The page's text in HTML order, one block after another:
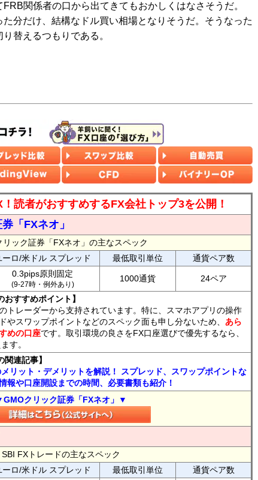
FRB関係者の口から出てきてもおかしくはなさそうだ。
分だけ、結構なドル買い相場となりそうだ。そうなった
替えるつもりである。
！読者がおすすめするFX会社トップ3を公開！
「FXネオ」
リック証券「FXネオ」の主なスペック
ーロ/米ドル スプレッド 最低取引単位
通貨ペア数
0.3pips原則固定
(9-27時・例外あり)
1000通貨 24ペア
おすすめポイント】
トレーダーから支持されています。特に、スマホアプリの操作
やスワップポイントなどのスペック面も申し分ないため、 あら
めの口座です。取引環境の良さをFX口座選びで優先するなら、
す。
連記事】
リット・デメリットを解説！ スプレッド、スワップポイントな
報や口座開設までの時間、必要書類も紹介！
クリック証券「FXネオ」▼
SBI FXトレードの主なスペック
ーロ/米ドル スプレッド 最低取引単位
通貨ペア数